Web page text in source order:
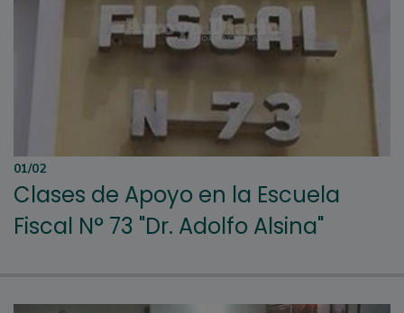
01/02
Clases de Apoyo en la Escuela
Fiscal N° 73 "Dr. Adolfo Alsina"